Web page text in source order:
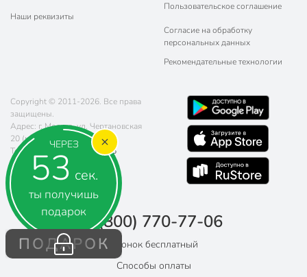
ЧЕРЕЗ
52 сек.
ты получишь
подарок
ПОДАРОК
Наши реквизиты
Пользовательское соглашение
Согласие на обработку
персональных данных
Рекомендательные технологии
Copyright © 2011-2026. Все права
защищены.
Адрес: г. Москва, ул. Чертановская
20 (метро Южная)
Телефон:
8 (800) 770-77-06
Почта:sales@poryadok.ru
8 (800) 770-77-06
Звонок бесплатный
Способы оплаты